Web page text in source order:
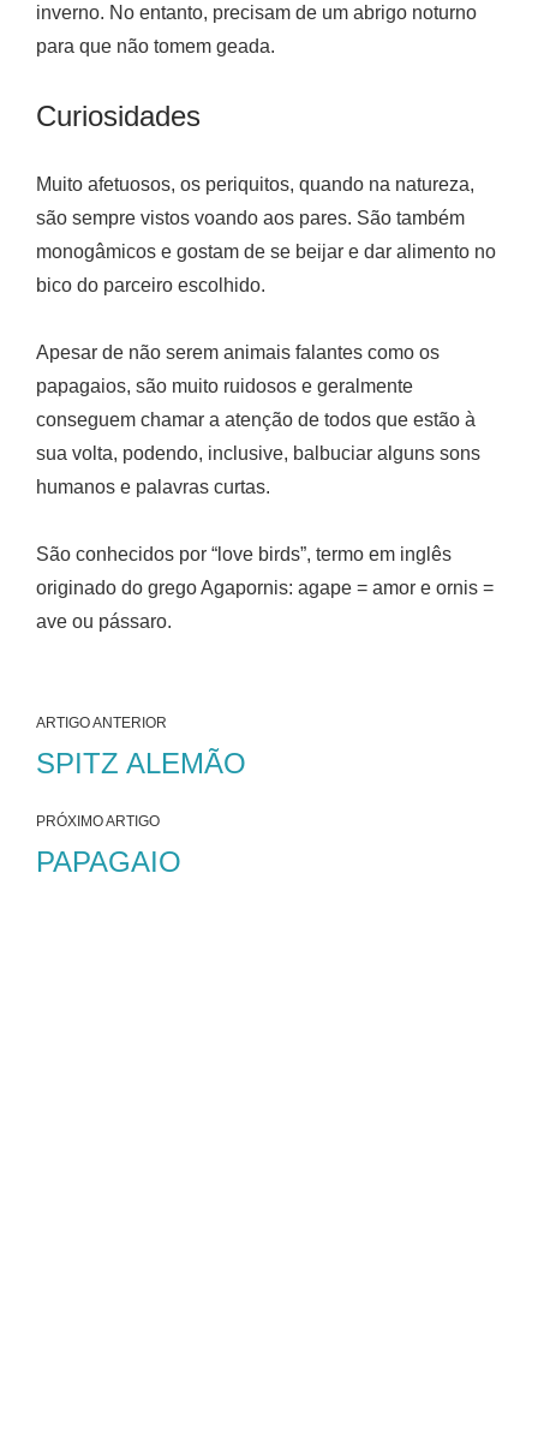
inverno. No entanto, precisam de um abrigo noturno
para que não tomem geada.
Curiosidades
Muito afetuosos, os periquitos, quando na natureza,
são sempre vistos voando aos pares. São também
monogâmicos e gostam de se beijar e dar alimento no
bico do parceiro escolhido.
Apesar de não serem animais falantes como os
papagaios, são muito ruidosos e geralmente
conseguem chamar a atenção de todos que estão à
sua volta, podendo, inclusive, balbuciar alguns sons
humanos e palavras curtas.
São conhecidos por “love birds”, termo em inglês
originado do grego Agapornis: agape = amor e ornis =
ave ou pássaro.
ARTIGO ANTERIOR
SPITZ ALEMÃO
PRÓXIMO ARTIGO
PAPAGAIO